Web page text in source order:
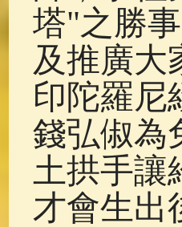
塔"之勝
及推廣大
印陀羅尼
錢弘俶為
土拱手讓
才會生出